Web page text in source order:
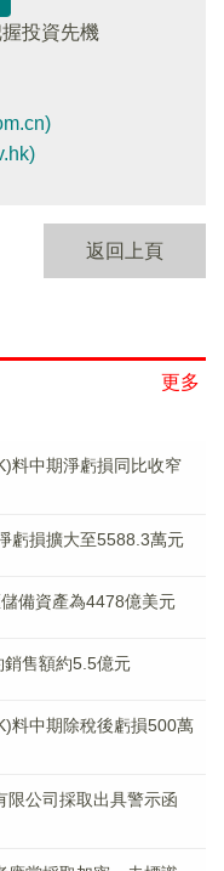
投資先機
返回上頁
更多
料中期淨虧損同比收窄
虧損擴大至5588.3萬元
備資產為4478億美元
售額約5.5億元
料中期除稅後虧損500萬
限公司採取出具警示函